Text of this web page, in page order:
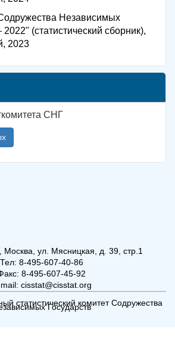
Независимых
2022" (статистический сборник),
2023
СНГ
Москва, ул. Мясницкая, д. 39, стр.1
Тел: 8-495-607-40-86
8-495-607-45-92
cisstat@cisstat.org
статистический комитет Содружества
Государств